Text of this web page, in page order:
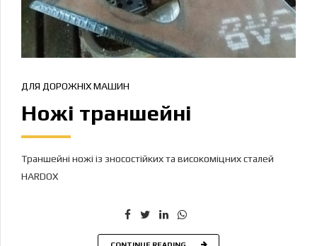
ДЛЯ ДОРОЖНІХ МАШИН
Ножі траншейні
Траншейні ножі із зносостійких та високоміцних сталей
HARDOX